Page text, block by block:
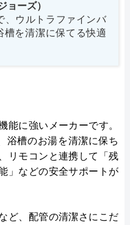
ョーズ）
、ウルトラファインバ
槽を清潔に保てる快適
能に強いメーカーです。
浴槽のお湯を清潔に保ち
リモコンと連携して「残
」などの安全サポートが
ど、配管の清潔さにこだ